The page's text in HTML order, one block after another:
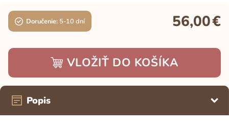
Doručenie: 5-10 dní 56,00€
VLOŽIŤ DO KOŠÍKA
Popis